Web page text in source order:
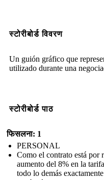
स्टोरीबोर्ड विवरण
Un guión gráfico que
utilizado durante una
स्टोरीबोर्ड पाठ
फिसलना: 1
PERSONAL
Como el contrato está por
aumento del 8% en la
todo lo demás